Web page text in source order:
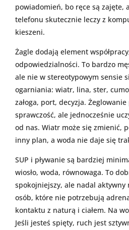
powiadomień, bo ręce są zajęte,
telefonu skutecznie leczy z
kieszeni.
Żagle dodają element
odpowiedzialności. To bardzo
ale nie w stereotypowym sensie
ogarniania: wiatr, lina, ster,
załoga, port, decyzja.
sprawczość, ale jednocześnie
od nas. Wiatr może się zmienić,
inny plan, a woda nie daje się
SUP i pływanie są bardziej
wiosło, woda, równowaga. To
spokojniejszy, ale nadal aktywny
osób, które nie potrzebują
kontaktu z naturą i ciałem. Na
Jeśli jesteś spięty, ruch jest